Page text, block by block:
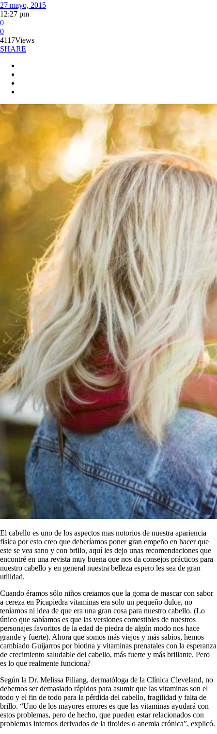
27 mayo, 2015
12:27 pm
0
0
4117Views
SHARE
El cabello es uno de los aspectos mas notorios de nuestra apariencia
física por esto creo que deberíamos poner gran empeño en hacer que
este se vea sano y con brillo, aquí les dejo unas recomendaciones que
encontré en una revista muy buena que nos da consejos prácticos para
nuestro cabello y en general nuestra belleza espero les sea de gran
utilidad.
Cuando éramos sólo niños creiamos que la goma de mascar con sabor
a cereza en Picapiedra vitaminas era solo un pequeño dulce, no
teníamos ni idea de que era una gran cosa para nuestro cabello. (Lo
único que sabíamos es que las versiones comestibles de nuestros
personajes favoritos de la edad de piedra de algún modo nos hace
grande y fuerte). Ahora que somos más viejos y más sabios, hemos
cambiado Guijarros por biotina y vitaminas prenatales con la esperanza
de crecimiento saludable del cabello, más fuerte y más brillante. Pero
es lo que realmente funciona?
Según la Dr. Melissa Piliang, dermatóloga de la Clínica Cleveland, no
debemos ser demasiado rápidos para asumir que las vitaminas son el
todo y el fin de todo para la pérdida del cabello, fragilidad y falta de
brillo. “Uno de los mayores errores es que las vitaminas ayudará con
estos problemas, pero de hecho, que pueden estar relacionados con
problemas internos derivados de la tiroides o anemia crónica”, explicó.